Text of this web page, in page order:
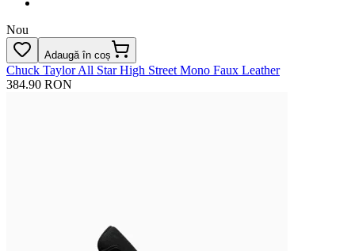
Nou
Adaugă în coș
Chuck Taylor All Star High Street Mono Faux Leather
384.90 RON